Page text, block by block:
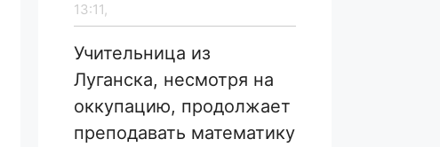
13:11,
Учительница из
Луганска, несмотря на
оккупацию, продолжает
преподавать математику